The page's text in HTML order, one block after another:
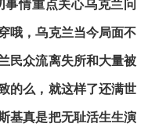
情重点关心乌克兰问
哦，乌克兰当今局面不
民众流离失所和大量被
的么，就这样了还满世
基真是把无耻活生生演